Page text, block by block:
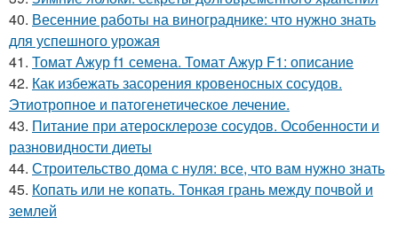
40. Весенние работы на винограднике: что нужно знать
для успешного урожая
41. Томат Ажур f1 семена. Томат Ажур F1: описание
42. Как избежать засорения кровеносных сосудов.
Этиотропное и патогенетическое лечение.
43. Питание при атеросклерозе сосудов. Особенности и
разновидности диеты
44. Строительство дома с нуля: все, что вам нужно знать
45. Копать или не копать. Тонкая грань между почвой и
землей